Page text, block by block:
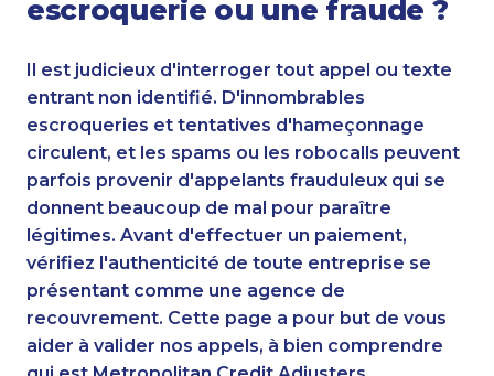
escroquerie ou une fraude ?
Il est judicieux d'interroger tout appel ou texte
entrant non identifié. D'innombrables
escroqueries et tentatives d'hameçonnage
circulent, et les spams ou les robocalls peuvent
parfois provenir d'appelants frauduleux qui se
donnent beaucoup de mal pour paraître
légitimes. Avant d'effectuer un paiement,
vérifiez l'authenticité de toute entreprise se
présentant comme une agence de
recouvrement. Cette page a pour but de vous
aider à valider nos appels, à bien comprendre